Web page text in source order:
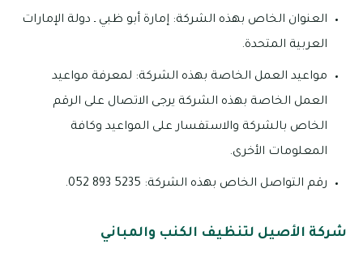
العنوان الخاص بهذه الشركة: إمارة أبو ظبي ـ دولة الإمارات
العربية المتحدة.
مواعيد العمل الخاصة بهذه الشركة: لمعرفة مواعيد
العمل الخاصة بهذه الشركة يرجى الاتصال على الرقم
الخاص بالشركة والاستفسار على المواعيد وكافة
المعلومات الأخرى.
رقم التواصل الخاص بهذه الشركة: 5235 893 052.
شركة الأصيل لتنظيف الكنب والمباني